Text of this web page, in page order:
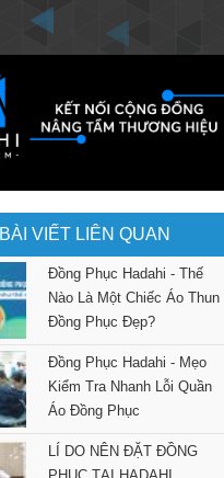
BÀI VIẾT LIÊN QUAN
Đồng Phục Hadahi - Thế
Nào Là Một Chiếc Áo Thun
Đồng Phục Đẹp?
Đồng Phục Hadahi - Mẹo
Kiểm Tra Nhanh Lỗi Quần
Áo Đồng Phục
LÍ DO NÊN ĐẶT ĐỒNG